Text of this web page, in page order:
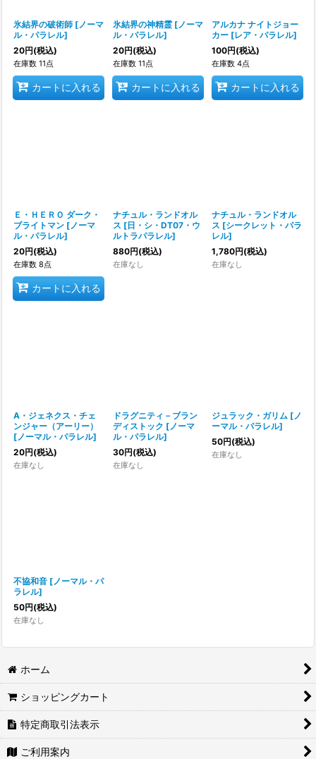
氷結界の破術師 [ ノーマ
ル・パラレル]
20円(税込)
在庫数 11点
カートに入れる
氷結界の神精霊 [ノーマ
ル・パラレル]
20円(税込)
在庫数 11点
カートに入れる
アルカナ ナイトジョー
カー [レア・パラレル]
100円(税込)
在庫数 4点
カートに入れる
Ｅ・ＨＥＲＯ ダーク・
ブライトマン [ ノーマ
ル・パラレル]
20円(税込)
在庫数 8点
カートに入れる
ナチュル・ランドオル
ス [日・シ・DT07・ウ
ルトラパラレル]
880円(税込)
在庫なし
ナチュル・ランドオル
ス [シークレット・パラ
レル]
1,780円(税込)
在庫なし
A・ジェネクス・チェ
ンジャー（アーリー）
[ ノーマル・パラレル]
20円(税込)
在庫なし
ドラグニティ－ブラン
ディストック [ノーマ
ル・パラレル]
30円(税込)
在庫なし
ジュラック・ガリム [ ノ
ーマル・パラレル]
50円(税込)
在庫なし
不協和音 [ ノーマル・パ
ラレル]
50円(税込)
在庫なし
ホーム
ショッピングカート
特定商取引法表示
ご利用案内